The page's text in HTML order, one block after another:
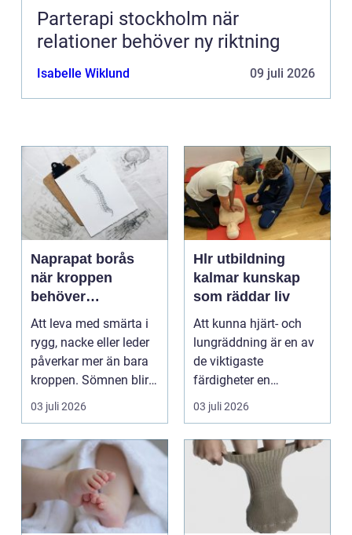
Parterapi stockholm när
relationer behöver ny riktning
Isabelle Wiklund 09 juli 2026
Naprapat borås
när kroppen
behöver
professionell
manuell
behandling
Att leva med smärta i
rygg, nacke eller leder
påverkar mer än bara
kroppen. Sömnen blir
sämre, humör...
03 juli 2026
Hlr utbildning
kalmar kunskap
som räddar liv
Att kunna hjärt- och
lungräddning är en av
de viktigaste
färdigheter en
människa kan ha.
Varje år dr...
03 juli 2026